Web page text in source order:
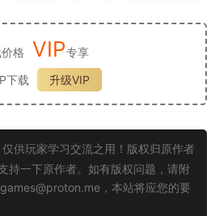
格 VIP专享
下载
升级VIP
供玩家学习交流之用！版权归原作者
持一下原作者。如有版权问题，请附
，本站将应您的要